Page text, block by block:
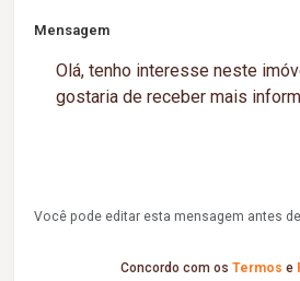
Mensagem
Você pode editar esta mensagem antes de
Concordo com os Termos e